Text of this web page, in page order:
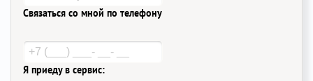
Связаться со мной по телефону
Я приеду в сервис: